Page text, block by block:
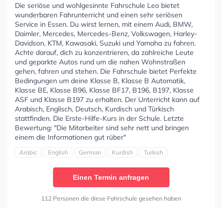
Die seriöse und wohlgesinnte Fahrschule Leo bietet
wunderbaren Fahrunterricht und einen sehr seriösen
Service in Essen. Du wirst lernen, mit einem Audi, BMW,
Daimler, Mercedes, Mercedes-Benz, Volkswagen, Harley-
Davidson, KTM, Kawasaki, Suzuki und Yamaha zu fahren.
Achte darauf, dich zu konzentrieren, da zahlreiche Leute
und geparkte Autos rund um die nahen Wohnstraßen
gehen, fahren und stehen. Die Fahrschule bietet Perfekte
Bedingungen um deine Klasse B, Klasse B Automatik,
Klasse BE, Klasse B96, Klasse BF17, B196, B197, Klasse
ASF und Klasse B197 zu erhalten. Der Unterricht kann auf
Arabisch, Englisch, Deutsch, Kurdisch und Türkisch
stattfinden. Die Erste-Hilfe-Kurs in der Schule. Letzte
Bewertung: "Die Mitarbeiter sind sehr nett und bringen
einem die Informationen gut rüber"
Arabic English German Kurdish Turkish
Einen Termin anfragen
112 Personen die diese Fahrschule gesehen haben